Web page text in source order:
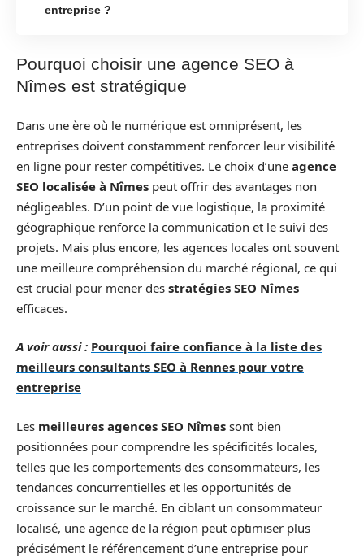
entreprise ?
Pourquoi choisir une agence SEO à
Nîmes est stratégique
Dans une ère où le numérique est omniprésent, les
entreprises doivent constamment renforcer leur visibilité
en ligne pour rester compétitives. Le choix d’une agence
SEO localisée à Nîmes peut offrir des avantages non
négligeables. D’un point de vue logistique, la proximité
géographique renforce la communication et le suivi des
projets. Mais plus encore, les agences locales ont souvent
une meilleure compréhension du marché régional, ce qui
est crucial pour mener des stratégies SEO Nîmes
efficaces.
A voir aussi : Pourquoi faire confiance à la liste des
meilleurs consultants SEO à Rennes pour votre
entreprise
Les meilleures agences SEO Nîmes sont bien
positionnées pour comprendre les spécificités locales,
telles que les comportements des consommateurs, les
tendances concurrentielles et les opportunités de
croissance sur le marché. En ciblant un consommateur
localisé, une agence de la région peut optimiser plus
précisément le référencement d’une entreprise pour